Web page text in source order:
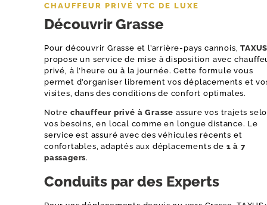
CHAUFFEUR PRIVÉ
TRANSFERTS AÉROPORT
MISE À DISPOSITION
TRANSFERT ÉVÉNEMENTS
TARIFS
RÉSERVATION
CHAUFFEUR PRIVÉ VTC DE LUXE
Découvrir Grasse
Pour découvrir Grasse et l’arrière-pays cannois,
propose un service de mise à disposition avec
privé, à l’heure ou à la journée. Cette formule vous
permet d’organiser librement vos déplacements et
visites, dans des conditions de confort optimales.
Notre chauffeur privé à Grasse assure vos trajets
vos besoins, en local comme en longue distance. Le
service est assuré avec des véhicules récents et
confortables, adaptés aux déplacements de 1 à 7
passagers.
Conduits par des Experts